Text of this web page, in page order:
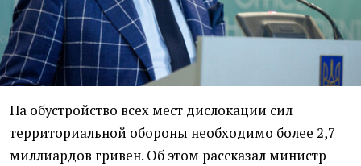
На обустройство всех мест дислокации сил
территориальной обороны необходимо более 2,7
миллиардов гривен. Об этом рассказал министр